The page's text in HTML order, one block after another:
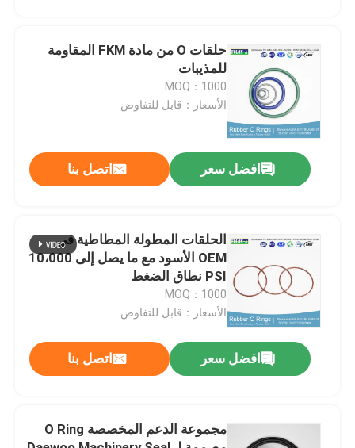
أشرطة فيديو
حول بنا
جولة في المعمل
ضبط الجودة
اتصل بنا
أخبار
حلقات مطاطية
حلقات O من مادة FKM المقاومة
للمذيبات
MOQ：1000
الأسعار：قابل للتفاوض
افضل سعر اتصل بنا
الحلقات المطولة المطاطية في
OEM الأسود مع ما يصل إلى 10،000
PSI نطاق الضغط
MOQ：1000
الأسعار：قابل للتفاوض
افضل سعر اتصل بنا
مجموعة الدعم المخصصة O Ring